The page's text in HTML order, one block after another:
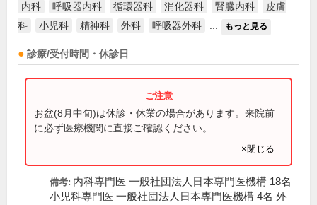
内科 呼吸器内科 循環器科 消化器科 腎臓内科
皮膚
科
小児科 精神科 外科 呼吸器外科 もっと見る
診療/受付時間・休診日
お盆(8月中旬)は休診・休業の場合があります。来院前
に必ず医療機関に直接ご確認ください。
×閉じる
備考: 内科専門医 一般社団法人日本専門医機構 18名
小児科専門医 一般社団法人日本専門医機構 4名 外